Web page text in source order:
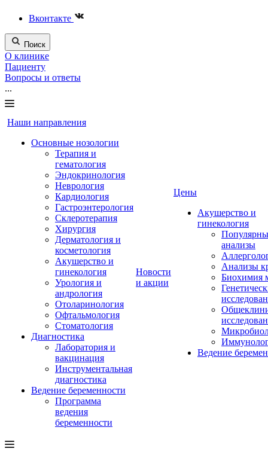
Вконтакте
Поиск
О клинике
Пациенту
Вопросы и ответы
...
Наши направления
Основные нозологии
Терапия и
гематология
Эндокринология
Неврология
Кардиология
Гастроэнтерология
Склеротерапия
Хирургия
Дерматология и
косметология
Акушерство и
гинекология
Урология и
андрология
Отоларинология
Офтальмология
Стоматология
Диагностика
Лаборатория и
вакцинация
Инструментальная
диагностика
Ведение беременности
Программа
ведения
беременности
Новости
и акции
Цены
Акушерство и
гинекология
анализы
Анализы
Биохимия
Ведение